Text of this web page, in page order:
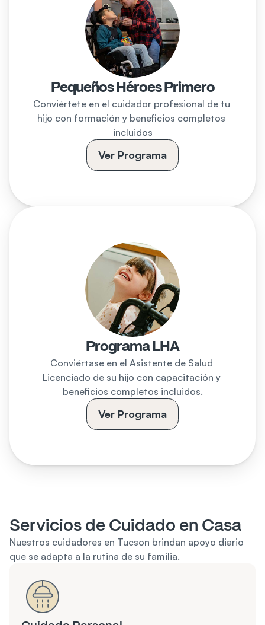
Pequeños Héroes Primero
Conviértete en el cuidador profesional de tu
hijo con formación y beneficios completos
incluidos
Ver Programa
Programa LHA
Conviértase en el Asistente de Salud
Licenciado de su hijo con capacitación y
beneficios completos incluidos.
Ver Programa
Servicios de Cuidado en Casa
Nuestros cuidadores en Tucson brindan apoyo diario
que se adapta a la rutina de su familia.